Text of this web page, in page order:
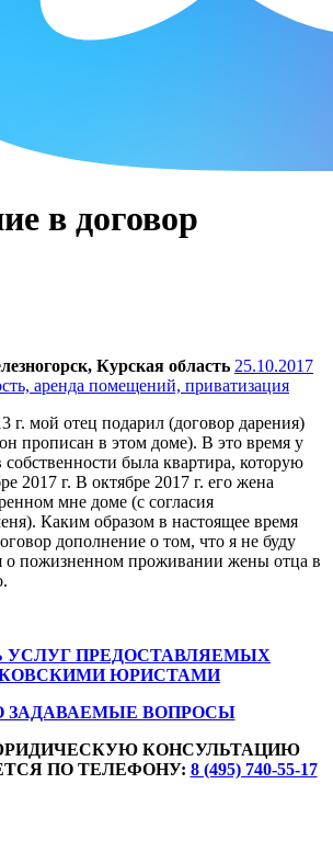
в договор
Курская область 25.10.2017
аренда помещений, приватизация
г. мой отец подарил (договор дарения)
прописан в этом доме). В это время у
была квартира, которую
2017 г. В октябре 2017 г. его жена
мне доме (с согласия
Каким образом в настоящее время
дополнение о том, что я не буду
о пожизненном проживании жены отца в
УСЛУГ ПРЕДОСТАВЛЯЕМЫХ
ЮРИСТАМИ
ЗАДАВАЕМЫЕ ВОПРОСЫ
КОНСУЛЬТАЦИЮ
ПО ТЕЛЕФОНУ: 8 (495) 740-55-17